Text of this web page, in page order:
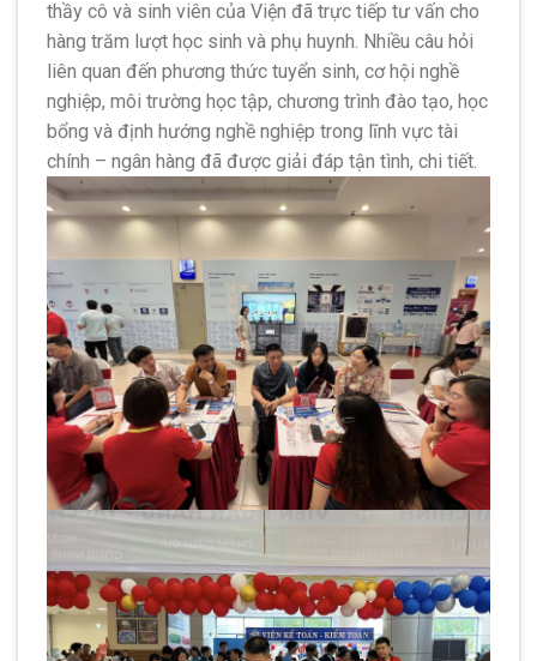
thầy cô và sinh viên của Viện đã trực tiếp tư vấn cho
hàng trăm lượt học sinh và phụ huynh. Nhiều câu hỏi
liên quan đến phương thức tuyển sinh, cơ hội nghề
nghiệp, môi trường học tập, chương trình đào tạo, học
bổng và định hướng nghề nghiệp trong lĩnh vực tài
chính – ngân hàng đã được giải đáp tận tình, chi tiết.